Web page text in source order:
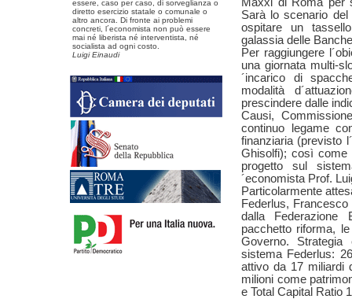
essere, caso per caso, di sorveglianza o
diretto esercizio statale o comunale o
altro ancora. Di fronte ai problemi
concreti, l´economista non può essere
mai né liberista né interventista, né
socialista ad ogni costo.
Luigi Einaudi
Sarà lo scenario
ospitare un
galassia delle
Per raggiungere
una giornata multi-
´incarico di
modalità
prescindere dalle
Causi,
continuo legame
finanziaria (previsto
Ghisolfi); così come
progetto sul
´economista Prof.
Particolarmente
Federlus,
dalla
pacchetto riforma,
Governo.
sistema Federlus:
attivo da 17 miliardi
milioni come
e Total Capital Ratio